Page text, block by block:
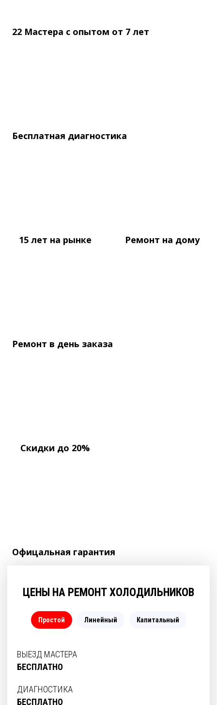
22 Мастера с опытом от 7 лет
Бесплатная диагностика
15 лет на рынке Ремонт на дому
Ремонт в день заказа
Скидки до 20%
Офицальная гарантия
ЦЕНЫ НА РЕМОНТ ХОЛОДИЛЬНИКОВ
Простой Линейный Капитальный
ВЫЕЗД МАСТЕРА
БЕСПЛАТНО
ДИАГНОСТИКА
БЕСПЛАТНО